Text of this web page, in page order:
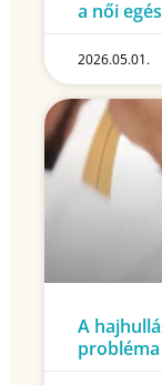
a női
2026.05.01.
A